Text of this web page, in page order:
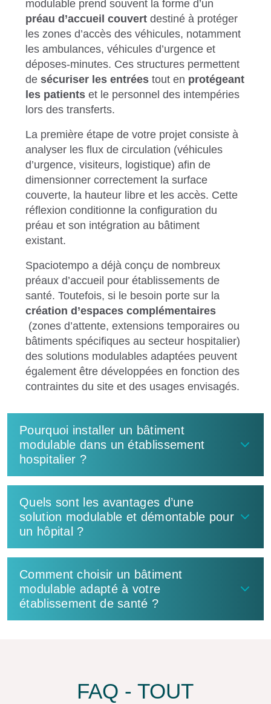
modulable prend souvent la forme d’un
préau d’accueil couvert destiné à protéger
les zones d’accès des véhicules, notamment
les ambulances, véhicules d’urgence et
déposes-minutes. Ces structures permettent
de sécuriser les entrées tout en protégeant
les patients et le personnel des intempéries
lors des transferts.
La première étape de votre projet consiste à
analyser les flux de circulation (véhicules
d’urgence, visiteurs, logistique) afin de
dimensionner correctement la surface
couverte, la hauteur libre et les accès. Cette
réflexion conditionne la configuration du
préau et son intégration au bâtiment
existant.
Spaciotempo a déjà conçu de nombreux
préaux d’accueil pour établissements de
santé. Toutefois, si le besoin porte sur la
création d’espaces complémentaires
(zones d’attente, extensions temporaires ou
bâtiments spécifiques au secteur hospitalier)
des solutions modulables adaptées peuvent
également être développées en fonction des
contraintes du site et des usages envisagés.
Pourquoi installer un bâtiment
modulable dans un établissement
hospitalier ?
Quels sont les avantages d’une
solution modulable et démontable pour
un hôpital ?
Comment choisir un bâtiment
modulable adapté à votre
établissement de santé ?
FAQ - TOUT